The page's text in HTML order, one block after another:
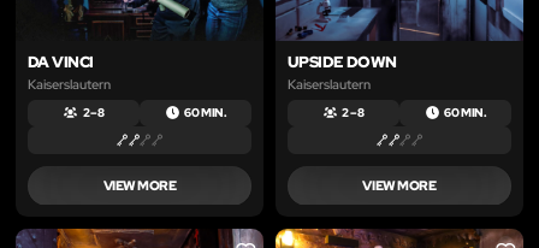
DA VINCI
Kaiserslautern
2 – 8 60 MIN.
VIEW MORE
UPSIDE DOWN
Kaiserslautern
2 – 8 60 MIN.
VIEW MORE